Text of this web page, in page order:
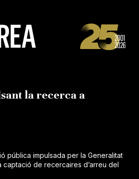
la recerca a
pública impulsada per la Generalitat
captació de recercaires d’arreu del